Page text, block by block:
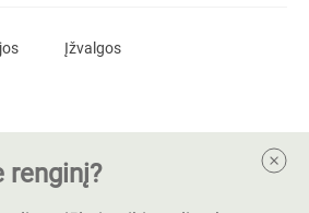
Įžvalgos
renginį?